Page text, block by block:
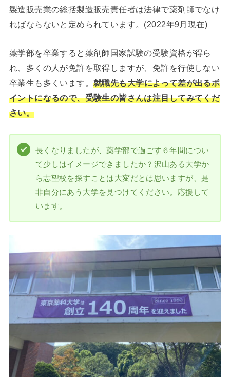
製造販売業の総括製造販売責任者は法律で薬剤師でなけ
ればならないと定められています。(2022年9月現在)
薬学部を卒業すると薬剤師国家試験の受験資格が得ら
れ、多くの人が免許を取得しますが、免許を行使しない
卒業生も多くいます。就職先も大学によって差が出るポ
イントになるので、受験生の皆さんは注目してみてくだ
さい。
長くなりましたが、薬学部で過ごす６年間につい
て少しはイメージできましたか？沢山ある大学か
ら志望校を探すことは大変だとは思いますが、是
非自分にあう大学を見つけてください。応援して
います。